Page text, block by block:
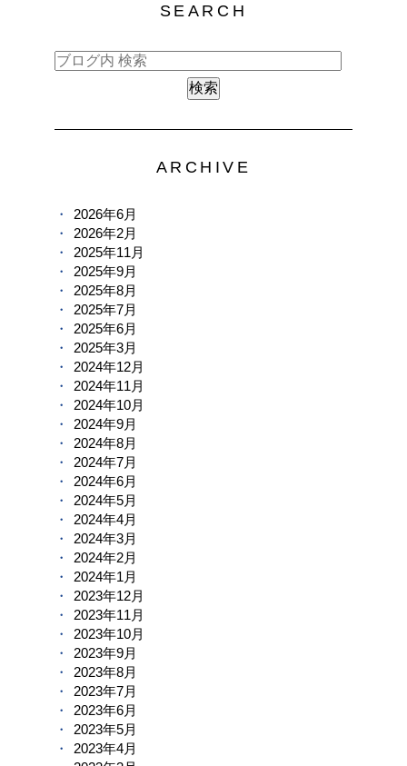
SEARCH
ARCHIVE
2026年6月
2026年2月
2025年11月
2025年9月
2025年8月
2025年7月
2025年6月
2025年3月
2024年12月
2024年11月
2024年10月
2024年9月
2024年8月
2024年7月
2024年6月
2024年5月
2024年4月
2024年3月
2024年2月
2024年1月
2023年12月
2023年11月
2023年10月
2023年9月
2023年8月
2023年7月
2023年6月
2023年5月
2023年4月